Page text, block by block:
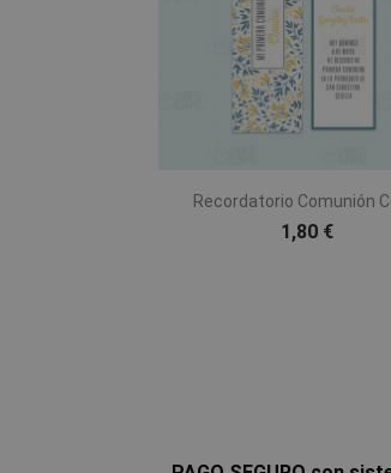
Vista rápida
Recordatorio Comunión
1,80 €